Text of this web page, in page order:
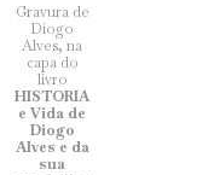
Gravura de
Diogo
Alves, na
capa do
livro
HISTORIA
e Vida de
Diogo
Alves e da
sua